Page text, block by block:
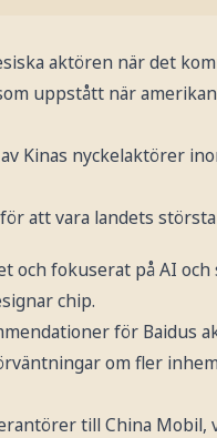
aktören när det
uppstått när
Kinas nyckelaktörer
att vara landets
och fokuserat på AI och
chip.
för Baidus
om fler
till China Mobil,